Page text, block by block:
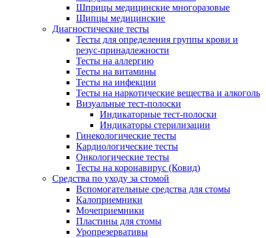
Шприцы медицинские многоразовые
Щипцы медицинские
Диагностические тесты
Тесты для определения группы крови и
резус-принадлежности
Тесты на аллергию
Тесты на витамины
Тесты на инфекции
Тесты на наркотические вещества и алкоголь
Визуальные тест-полоски
Индикаторные тест-полоски
Индикаторы стерилизации
Гинекологические тесты
Кардиологические тесты
Онкологические тесты
Тесты на коронавирус (Ковид)
Средства по уходу за стомой
Вспомогательные средства для стомы
Калоприемники
Мочеприемники
Пластины для стомы
Уропрезервативы